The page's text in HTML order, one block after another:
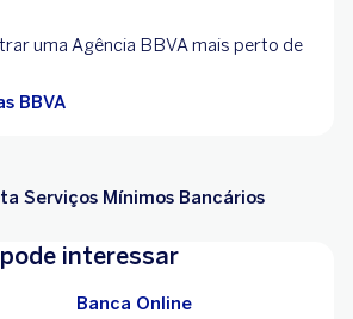
uma Agência BBVA mais perto de
BBVA
Serviços Mínimos Bancários
interessar
Banca Online